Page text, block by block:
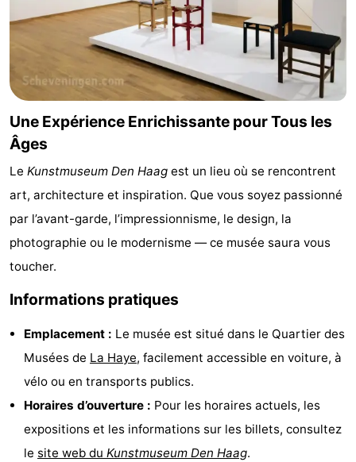
Zierikzee
-
Nature
Oosterschelde
-
Burgh
Haamstede
-
Nature
Kop
Schouwen
Météo
Contact
Une Expérience Enrichissante pour Tous les
Âges
Le Kunstmuseum Den Haag est un lieu où se rencontrent
art, architecture et inspiration. Que vous soyez passionné
par l’avant-garde, l’impressionnisme, le design, la
photographie ou le modernisme — ce musée saura vous
toucher.
Informations pratiques
Emplacement : Le musée est situé dans le Quartier des
Musées de La Haye, facilement accessible en voiture, à
vélo ou en transports publics.
Horaires d’ouverture : Pour les horaires actuels, les
expositions et les informations sur les billets, consultez
le site web du Kunstmuseum Den Haag.